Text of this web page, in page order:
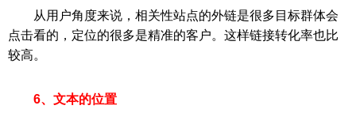
从用户角度来说，相关性站点的外链是很多目标群体会
点击看的，定位的很多是精准的客户。这样链接转化率也比
较高。
6、文本的位置